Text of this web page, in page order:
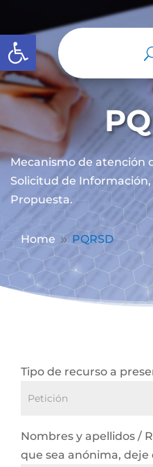
Abrir barra de
Mecanismo de atención
Solicitud de
Propuesta.
Home 9 PQRSD
Tipo de recurso a
Nombres y apellidos /
que sea anónima, deje